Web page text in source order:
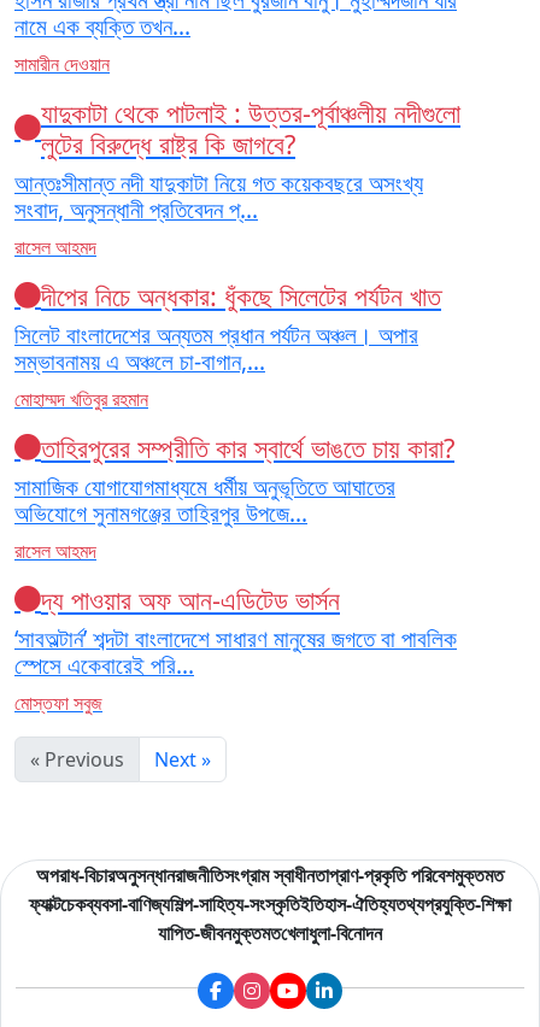
নামে এক ব্যক্তি তখন...
সামারীন দেওয়ান
যাদুকাটা থেকে পাটলাই : উত্তর-পূর্বাঞ্চলীয় নদীগুলো
লুটের বিরুদ্ধে রাষ্ট্র কি জাগবে?
আন্তঃসীমান্ত নদী যাদুকাটা নিয়ে গত কয়েকবছরে অসংখ্য
সংবাদ, অনুসন্ধানী প্রতিবেদন প্...
রাসেল আহমদ
দীপের নিচে অন্ধকার: ধুঁকছে সিলেটের পর্যটন খাত
সিলেট বাংলাদেশের অন্যতম প্রধান পর্যটন অঞ্চল। অপার
সম্ভাবনাময় এ অঞ্চলে চা-বাগান,...
মোহাম্মদ খতিবুর রহমান
তাহিরপুরের সম্প্রীতি কার স্বার্থে ভাঙতে চায় কারা?
সামাজিক যোগাযোগমাধ্যমে ধর্মীয় অনুভূতিতে আঘাতের
অভিযোগে সুনামগঞ্জের তাহিরপুর উপজে...
রাসেল আহমদ
দ্য পাওয়ার অফ আন-এডিটেড ভার্সন
‘সাবঅল্টার্ন’ শব্দটা বাংলাদেশে সাধারণ মানুষের জগতে বা পাবলিক
স্পেসে একেবারেই পরি...
মোস্তফা সবুজ
« Previous Next »
অপরাধ-বিচারঅনুসন্ধানরাজনীতিসংগ্রাম স্বাধীনতাপ্রাণ-প্রকৃতি পরিবেশমুক্তমত
ফ্যাক্টচেকব্যবসা-বাণিজ্যশিল্প-সাহিত্য-সংস্কৃতিইতিহাস-ঐতিহ্যতথ্যপ্রযুক্তি-শিক্ষা
যাপিত-জীবনমুক্তমতখেলাধুলা-বিনোদন